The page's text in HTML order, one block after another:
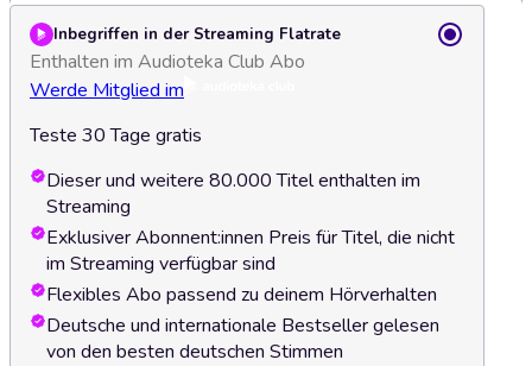
Inbegriffen in der Streaming Flatrate
Enthalten im Audioteka Club Abo
Werde Mitglied im
Teste 30 Tage gratis
Dieser und weitere 80.000 Titel enthalten im
Streaming
Exklusiver Abonnent:innen Preis für Titel, die nicht
im Streaming verfügbar sind
Flexibles Abo passend zu deinem Hörverhalten
Deutsche und internationale Bestseller gelesen
von den besten deutschen Stimmen